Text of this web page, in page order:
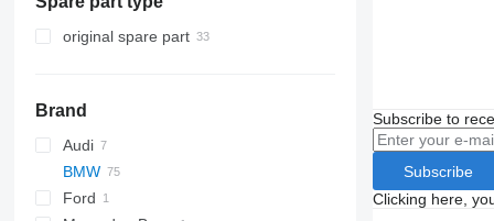
original spare part
Brand
Audi
A-series
Q-series
BMW
4-Series
Ford
Subscribe to
Subscribe
Clicking here,